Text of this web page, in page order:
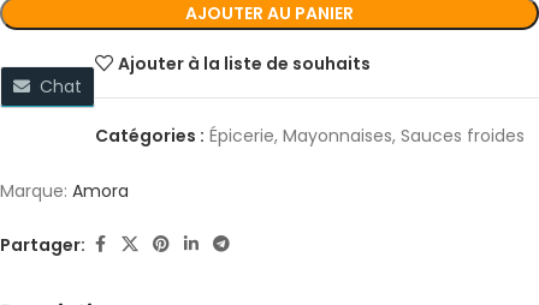
AJOUTER AU PANIER
Ajouter à la liste de souhaits
Chat
Catégories : Épicerie, Mayonnaises, Sauces froides
Marque: Amora
Partager: